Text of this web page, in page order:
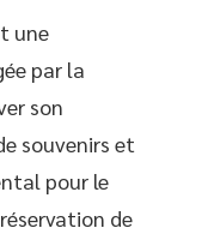
une
par la
son
souvenirs et
pour le
de